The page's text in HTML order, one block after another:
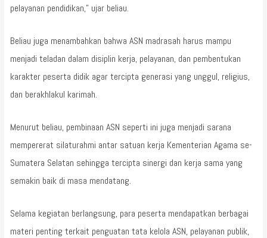
pelayanan pendidikan,” ujar beliau.
Beliau juga menambahkan bahwa ASN madrasah harus mampu
menjadi teladan dalam disiplin kerja, pelayanan, dan pembentukan
karakter peserta didik agar tercipta generasi yang unggul, religius,
dan berakhlakul karimah.
Menurut beliau, pembinaan ASN seperti ini juga menjadi sarana
mempererat silaturahmi antar satuan kerja Kementerian Agama se-
Sumatera Selatan sehingga tercipta sinergi dan kerja sama yang
semakin baik di masa mendatang.
Selama kegiatan berlangsung, para peserta mendapatkan berbagai
materi penting terkait penguatan tata kelola ASN, pelayanan publik,